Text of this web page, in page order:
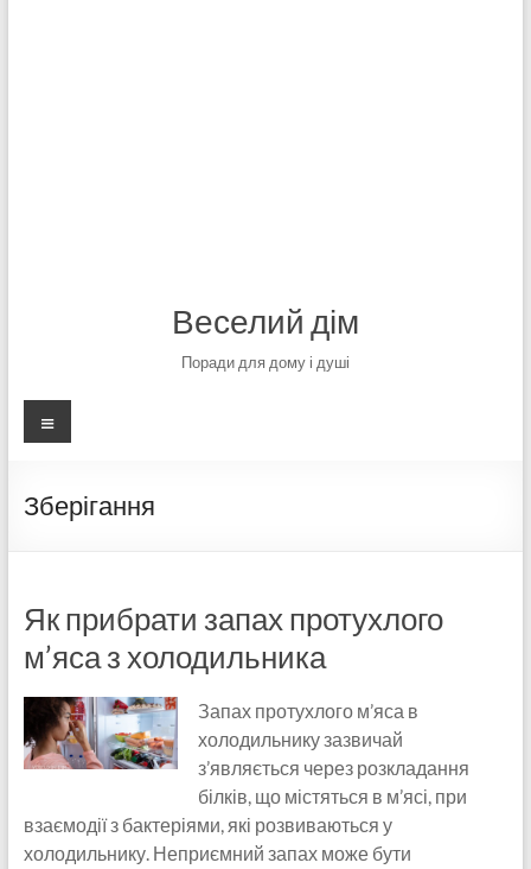
Веселий дім
Поради для дому і душі
Меню
Зберігання
Як прибрати запах протухлого
м’яса з холодильника
Запах протухлого м’яса в
холодильнику зазвичай
з’являється через розкладання
білків, що містяться в м’ясі, при
взаємодії з бактеріями, які розвиваються у
холодильнику. Неприємний запах може бути